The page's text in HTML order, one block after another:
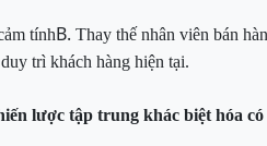
tínhB. Thay thế nhân viên bán
trì khách hàng hiện tại.
lược tập trung khác biệt hóa có